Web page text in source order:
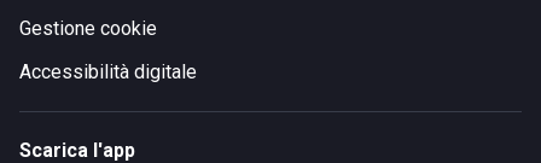
Gestione cookie
Accessibilità digitale
Scarica l'app